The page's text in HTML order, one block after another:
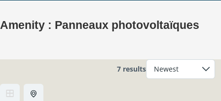
Amenity : Panneaux photovoltaïques
7 results